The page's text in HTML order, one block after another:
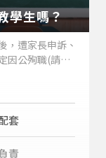
學生嗎？
，遭家長申訴、
因公殉職(請見
套
責